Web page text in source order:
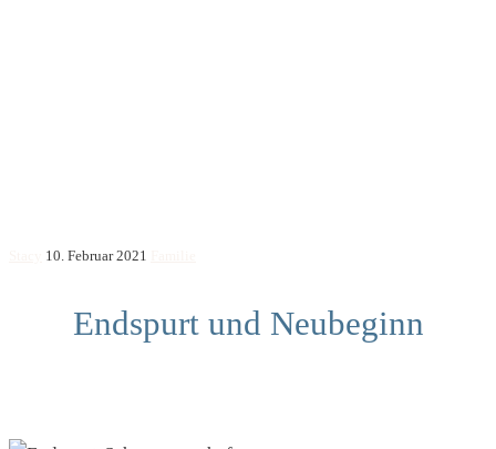
10. Februar 2021
Endspurt und Neubeginn